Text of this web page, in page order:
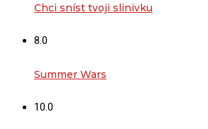
Chci sníst tvoji slinivku
8.0
Summer Wars
10.0